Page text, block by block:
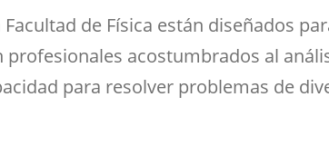
el apoyo a
tutorial
del 70%
de Título
Europeo al
Sala de tutorías
Reserva de espacios
Comedor para
estudiantes
Sala común para el
de Física están diseñados
acostumbrados al
para resolver problemas de